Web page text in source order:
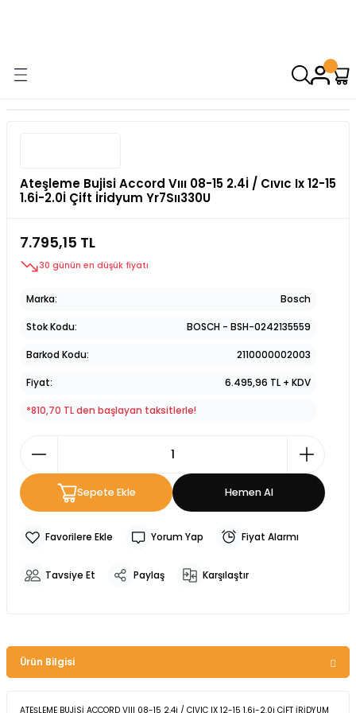
Ateşleme Bujisi Accord Vııı 08-15 2.4İ / Cıvıc Ix 12-15
1.6İ-2.0İ Çift İridyum Yr7Sıı330U
7.795,15 TL
30 günün en düşük fiyatı
Marka Bosch
Stok Kodu BOSCH - BSH-0242135559
Barkod Kodu 2110000002003
Fiyat 6.495,96 TL + KDV
*810,70 TL den başlayan taksitlerle!
Sepete Ekle Hemen Al
Yorum Yap Fiyat Alarmı
Tavsiye Et Paylaş Karşılaştır
Ürün Bilgisi
ATEŞLEME BUJİSİ ACCORD VIII 08-15 2.4i / CIVIC IX 12-15 1.6i-2.0i ÇİFT İRİDYUM